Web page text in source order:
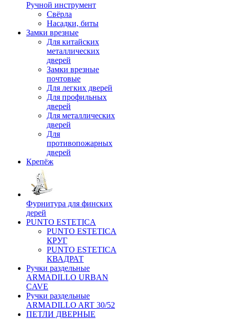
Ручной инструмент
Свёрла
Насадки, биты
Замки врезные
Для китайских
металлических
дверей
Замки врезные
почтовые
Для легких дверей
Для профильных
дверей
Для металлических
дверей
Для
противопожарных
дверей
Крепёж
Фурнитура для финских
дерей
PUNTO ESTETICA
PUNTO ESTETICA
КРУГ
PUNTO ESTETICA
КВАДРАТ
Ручки раздельные
ARMADILLO URBAN
CAVE
Ручки раздельные
ARMADILLO ART 30/52
ПЕТЛИ ДВЕРНЫЕ